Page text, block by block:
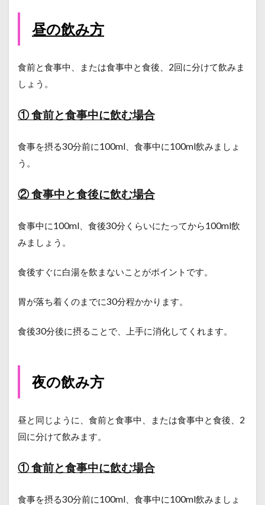
昼の飲み方
食前と食事中、または食事中と食後、2回に分けて飲みま
しょう。
① 食前と食事中に飲む場合
食事を摂る30分前に100ml、食事中に100ml飲みましょ
う。
② 食事中と食後に飲む場合
食事中に100ml、食後30分くらいにたってから100ml飲
みましょう。
食後すぐに白湯を飲まないことがポイントです。
胃が落ち着くのまでに30分程かかります。
食後30分後に摂ることで、上手に消化してくれます。
夜の飲み方
昼と同じように、食前と食事中、または食事中と食後、2
回に分けて飲みます。
① 食前と食事中に飲む場合
食事を摂る30分前に100ml、食事中に100ml飲みましょ